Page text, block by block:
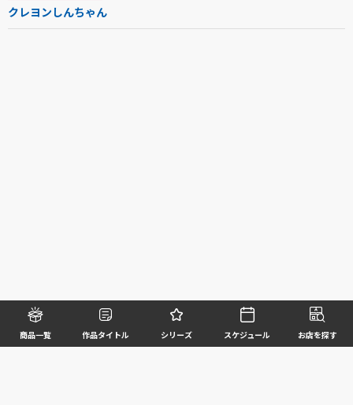
商品一覧 作品タイトル シリーズ スケジュール お店を探す
クレヨンしんちゃん